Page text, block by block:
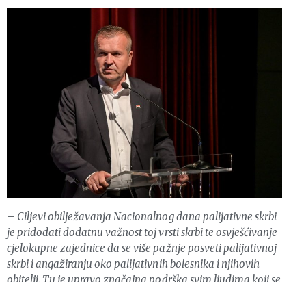
– Ciljevi obilježavanja Nacionalnog dana palijativne skrbi
je pridodati dodatnu važnost toj vrsti skrbi te osvješćivanje
cjelokupne zajednice da se više pažnje posveti palijativnoj
skrbi i angažiranju oko palijativnih bolesnika i njihovih
obitelji. Tu je upravo značajna podrška svim ljudima koji se